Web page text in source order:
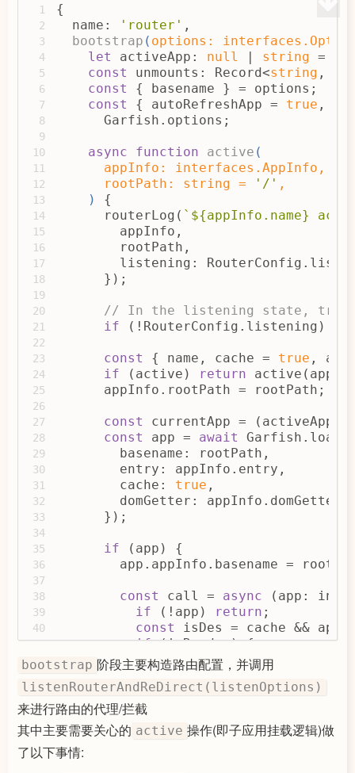
1
2
3
4
5
6
7
8
9
10
11
12
13
14
15
16
17
18
19
20
21
22
23
24
25
26
27
28
29
30
31
32
33
34
35
36
37
38
39
40
41
42
44
45
46
47
48
{
  name:
'router' ,
bootstrap ( options:
let activeApp: null | string =
const unmounts: Record<string ,
const { basename } = options;
const { autoRefreshApp = true ,
      Garfish.options;
async function active (
      appInfo: interfaces.AppInfo,
      rootPath:
string = '/' ,
) {
      routerLog(
` ${appInfo.name}
        appInfo,
        rootPath,
listening:
      });
// In the listening state,
if (!RouterConfig.listening)
const { name, cache = true ,
if (active) return
      appInfo.rootPath = rootPath;
const currentApp = (activeApp
const app = await
        basename: rootPath,
        entry: appInfo.entry,
        cache:
true ,
        domGetter: appInfo.domGetter,
      });
if (app) {
app.appInfo.basename =
const call = async (app:
if (!app) return ;
const isDes = cache &&
if (isRender) {
return await app[isDes ?
          }
else {
return app[isDes ? 'hide'
          }
        };
        Garfish.apps[name] = app;
bootstrap 阶段主要构造路由配置，并调用
listenRouterAndReDirect(listenOptions)
来进行路由的代理/拦截
其中主要需要关心的 active 操作(即子应用挂载逻辑)做
了以下事情: